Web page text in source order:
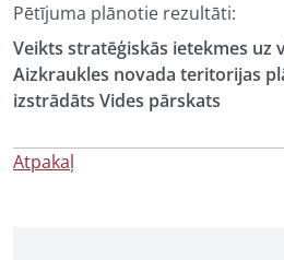
Pētījuma plānotie rezultāti:
Veikts stratēģiskās ietekmes uz
Aizkraukles novada teritorijas
izstrādāts Vides pārskats
Atpakaļ